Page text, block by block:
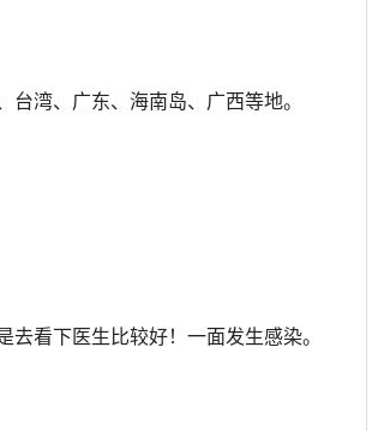
湾、广东、海南岛、广西等地。
看下医生比较好！一面发生感染。